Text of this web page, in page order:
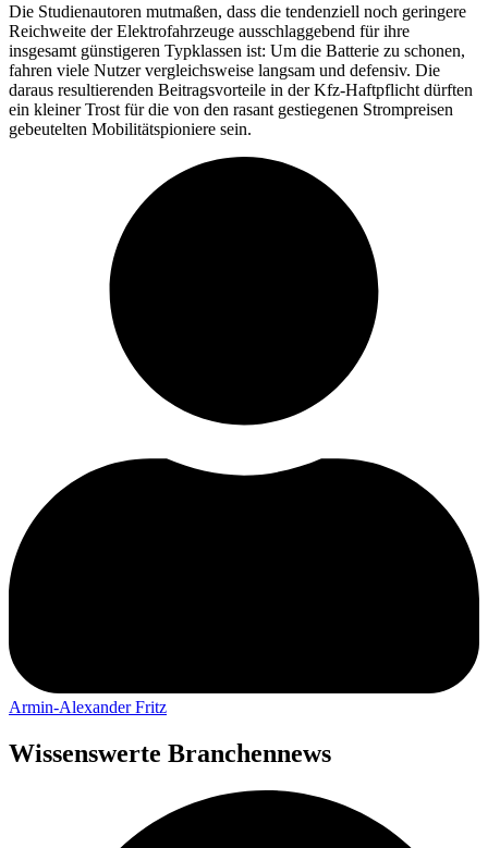
Die Studienautoren mutmaßen, dass die tendenziell noch geringere
Reichweite der Elektrofahrzeuge ausschlaggebend für ihre
insgesamt günstigeren Typklassen ist: Um die Batterie zu schonen,
fahren viele Nutzer vergleichsweise langsam und defensiv. Die
daraus resultierenden Beitragsvorteile in der Kfz-Haftpflicht dürften
ein kleiner Trost für die von den rasant gestiegenen Strompreisen
gebeutelten Mobilitätspioniere sein.
Armin-Alexander Fritz
Wissenswerte Branchennews